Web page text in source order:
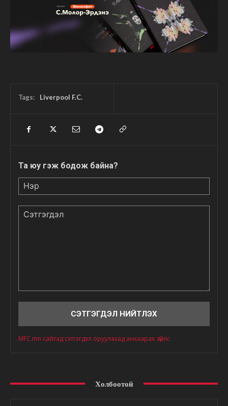
Tags: Liverpool F.C.
Та юу гэж бодож байна?
MFC.mn сайтад сэтгэгдэл оруулахад анхаарах зүйлс
Холбоотой